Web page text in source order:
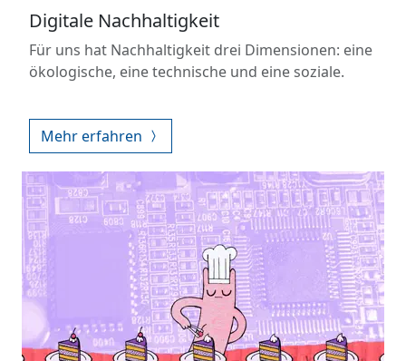
Digitale Nachhaltigkeit
Für uns hat Nachhaltigkeit drei Dimensionen: eine
ökologische, eine technische und eine soziale.
Mehr erfahren